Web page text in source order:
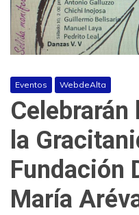
Eventos WebdeAlta
Celebrarán
la
Fundación
María